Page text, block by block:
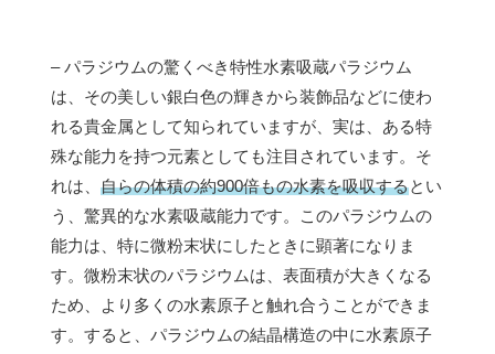
– パラジウムの驚くべき特性水素吸蔵パラジウム
は、その美しい銀白色の輝きから装飾品などに使わ
れる貴金属として知られていますが、実は、ある特
殊な能力を持つ元素としても注目されています。そ
れは、 自らの体積の約900倍もの水素を吸収するとい
う、驚異的な水素吸蔵能力です。このパラジウムの
能力は、特に微粉末状にしたときに顕著になりま
す。微粉末状のパラジウムは、表面積が大きくなる
ため、より多くの水素原子と触れ合うことができま
す。すると、パラジウムの結晶構造の中に水素原子